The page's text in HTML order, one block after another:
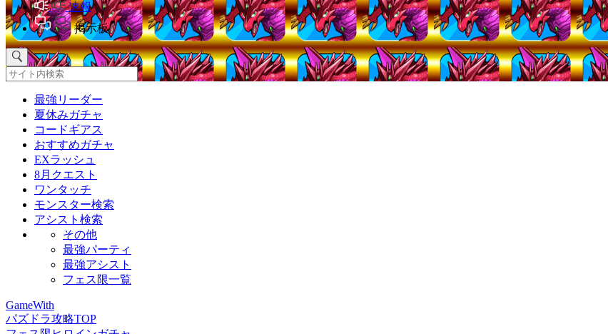
速報
掲示板
最強リーダー
夏休みガチャ
コードギアス
おすすめガチャ
EXラッシュ
8月クエスト
ワンタッチ
モンスター検索
アシスト検索
その他
最強パーティ
最強アシスト
フェス限一覧
GameWith
パズドラ攻略TOP